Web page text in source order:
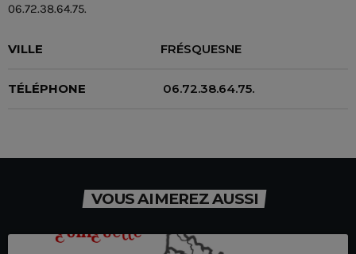
06.72.38.64.75.
VILLE FRÉSQUESNE
TÉLÉPHONE 06.72.38.64.75.
VOUS AIMEREZ AUSSI